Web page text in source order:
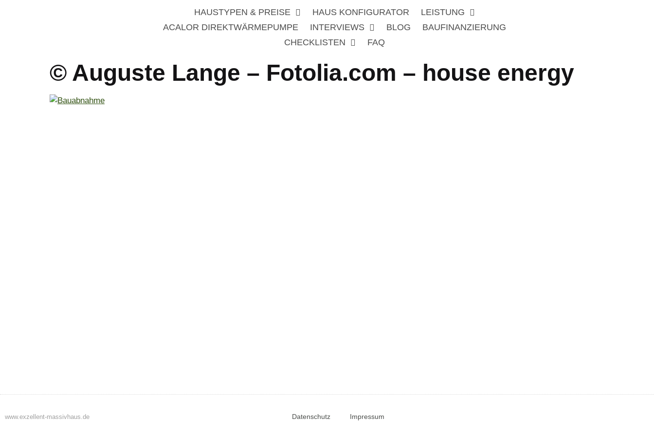
HAUSTYPEN & PREISE HAUS KONFIGURATOR
LEISTUNG
ACALOR DIREKTWÄRMEPUMPE
INTERVIEWS BLOG
BAUFINANZIERUNG
CHECKLISTEN
FAQ
© Auguste Lange – Fotolia.com – house energy
www.exzellent-massivhaus.de Datenschutz Impressum